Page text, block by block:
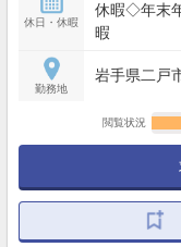
休日・休暇
休暇◇年末
暇
勤務地
岩手県二戸
閲覧状況